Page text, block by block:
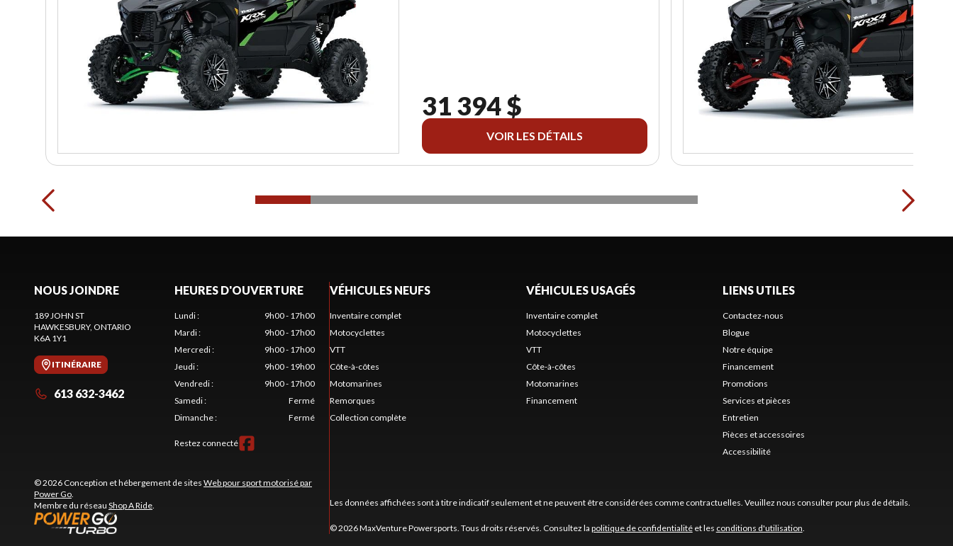
31 394 $
VOIR LES DÉTAILS
NOUS JOINDRE
189 JOHN ST
HAWKESBURY, ONTARIO
K6A 1Y1
ITINÉRAIRE
613 632-3462
HEURES D'OUVERTURE
Lundi:
9h00 - 17h00
Mardi:
9h00 - 17h00
Mercredi:
9h00 - 17h00
Jeudi:
9h00 - 19h00
Vendredi:
9h00 - 17h00
Samedi:
Fermé
Dimanche: Fermé
Restez connecté
© 2026 Conception et hébergement de sites Web pour sport motorisé par
Power Go.
Membre du réseau Shop A Ride.
VÉHICULES NEUFS
Inventaire complet
Motocyclettes
VTT
Côte-à-côtes
Motomarines
Remorques
Collection complète
VÉHICULES USAGÉS
Inventaire complet
Motocyclettes
VTT
Côte-à-côtes
Motomarines
Financement
LIENS UTILES
Contactez-nous
Blogue
Notre équipe
Financement
Promotions
Services et pièces
Entretien
Pièces et accessoires
Accessibilité
Les données affichées sont à titre indicatif seulement et ne peuvent être considérées comme contractuelles. Veuillez nous consulter pour plus de détails.
© 2026 MaxVenture Powersports. Tous droits réservés. Consultez la politique de confidentialitéet les conditions d'utilisation.